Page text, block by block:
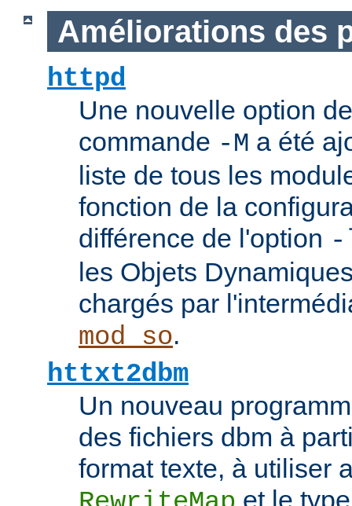
Améliorations des
httpd
Une nouvelle option
commande -M a été
liste de tous les
fonction de la
différence de l'option
les Objets
chargés par
mod_so.
httxt2dbm
Un nouveau
des fichiers dbm à
format texte, à utiliser